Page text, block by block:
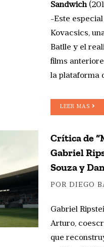
Sandwich
-Este
Kovacsics,
Batlle y el
films
la plataforma
LEER MAS
Crítica de
Gabriel
Souza y
POR DIEGO
Gabriel
Arturo,
que